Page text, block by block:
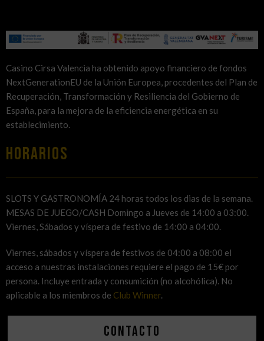
Casino Cirsa Valencia ha obtenido apoyo financiero de fondos
NextGenerationEU de la Unión Europea, procedentes del Plan de
Recuperación, Transformación y Resiliencia del Gobierno de
España, para la mejora de la eficiencia energética en su
establecimiento.
HORARIOS
SLOTS Y GASTRONOMÍA 24 horas todos los dias de la semana.
MESAS DE JUEGO/CASH Domingo a Jueves de 14:00 a 03:00.
Viernes, Sábados y víspera de festivo de 14:00 a 04:00.
Viernes, sábados y víspera de festivos de 04:00 a 08:00 el
acceso a nuestras instalaciones requiere el pago de 15€ por
persona. Incluye entrada y consumición (no alcohólica). No
aplicable a los miembros de Club Winner.
Contacto